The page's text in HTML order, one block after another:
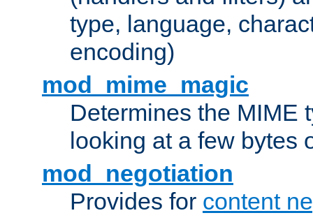
type, language,
encoding)
mod_mime_magic
Determines the MIME
looking at a few bytes
mod_negotiation
Provides for content